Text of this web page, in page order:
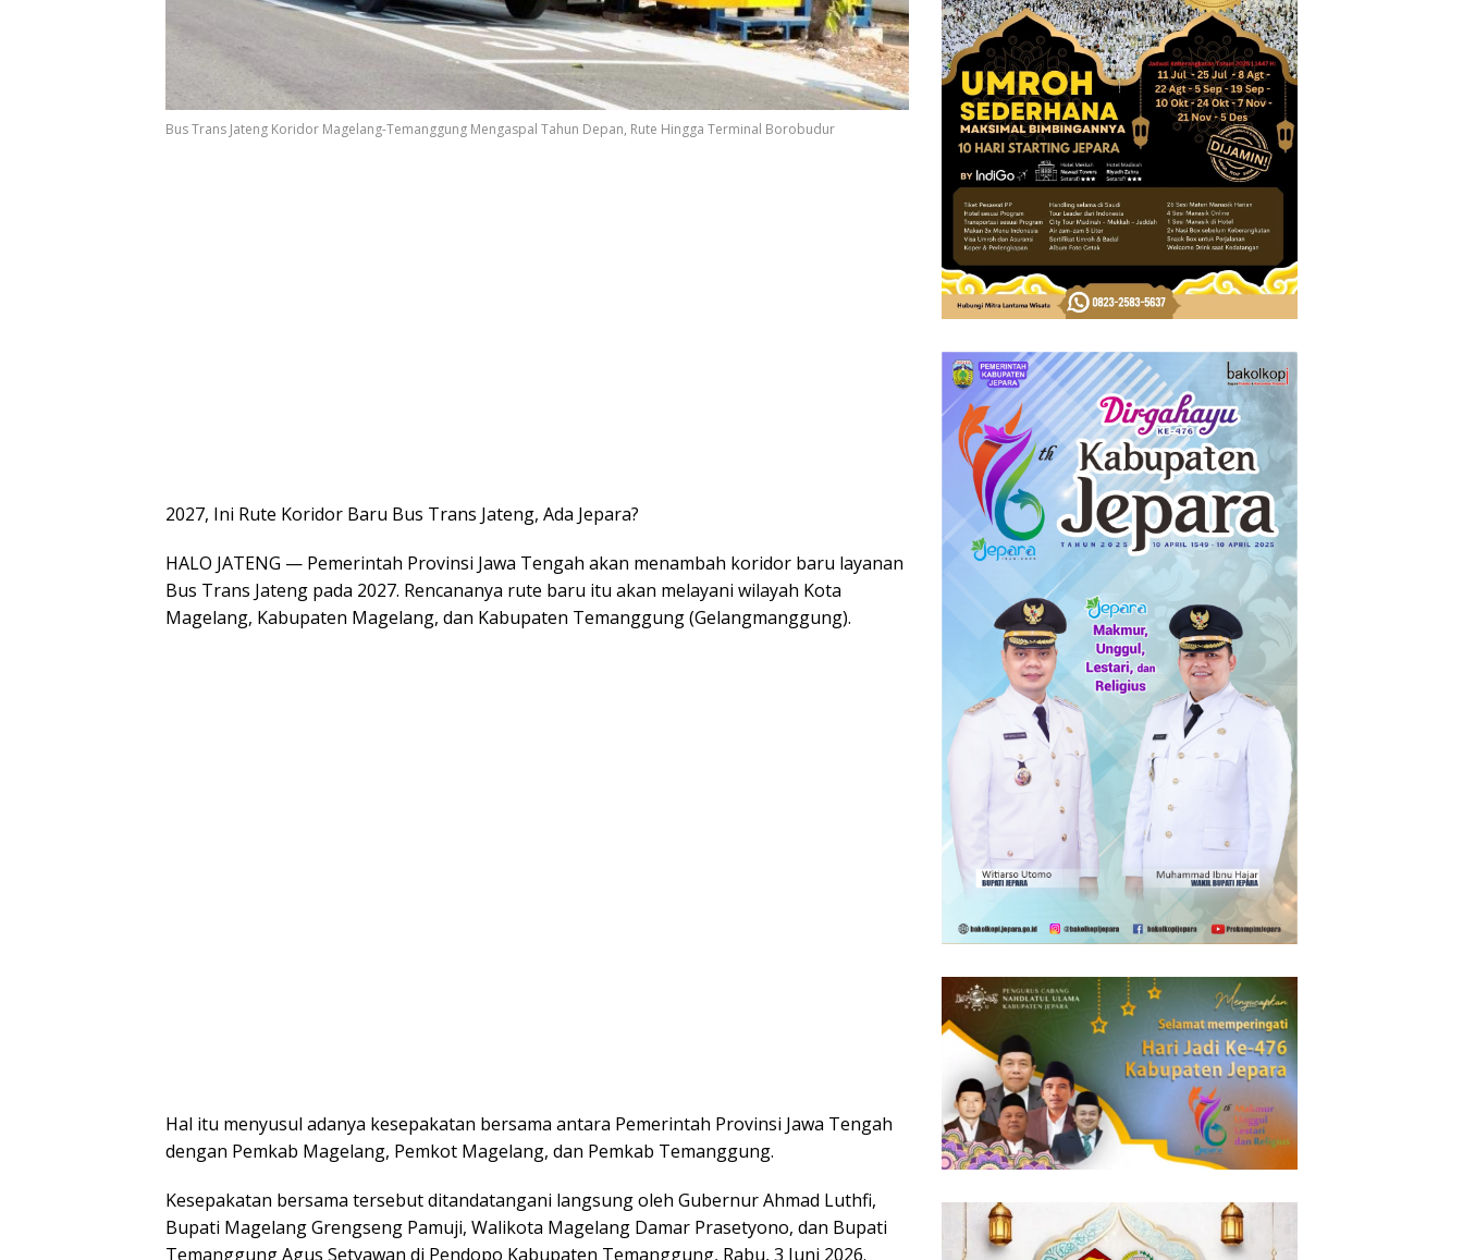
Bus Trans Jateng Koridor Magelang-Temanggung Mengaspal Tahun Depan, Rute Hingga Terminal Borobudur
2027, Ini Rute Koridor Baru Bus Trans Jateng, Ada Jepara?
HALO JATENG — Pemerintah Provinsi Jawa Tengah akan menambah koridor baru layanan
Bus Trans Jateng pada 2027. Rencananya rute baru itu akan melayani wilayah Kota
Magelang, Kabupaten Magelang, dan Kabupaten Temanggung (Gelangmanggung).
Hal itu menyusul adanya kesepakatan bersama antara Pemerintah Provinsi Jawa Tengah
dengan Pemkab Magelang, Pemkot Magelang, dan Pemkab Temanggung.
Kesepakatan bersama tersebut ditandatangani langsung oleh Gubernur Ahmad Luthfi,
Bupati Magelang Grengseng Pamuji, Walikota Magelang Damar Prasetyono, dan Bupati
Temanggung Agus Setyawan di Pendopo Kabupaten Temanggung, Rabu, 3 Juni 2026.